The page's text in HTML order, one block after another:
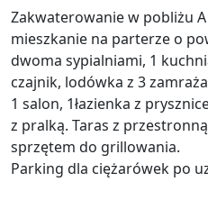
Zakwaterowanie w pobliżu A
mieszkanie na parterze o
dwoma sypialniami, 1
czajnik, lodówka z 3
1 salon, 1łazienka z
z pralką. Taras z
sprzętem do grillowania.
Parking dla ciężarówek po